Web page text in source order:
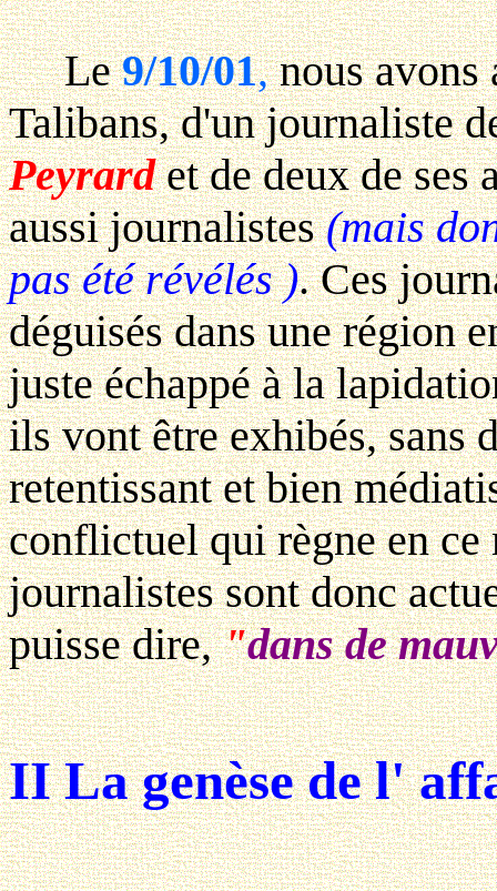
Le9/10/01,nous avons
Talibans, d'un journaliste
Peyrardet de deux de ses
aussi journalistes(mais
pas été révélés ). Ces
déguisés dans une région
juste échappé à la
ils vont être exhibés, sans
retentissant et bien
conflictuel qui règne en ce
journalistes sont donc
puisse dire,"dans de
II La genèse de l'